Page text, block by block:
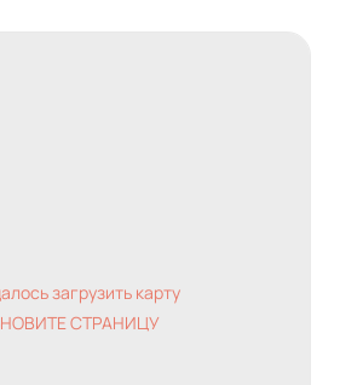
загрузить карту
СТРАНИЦУ